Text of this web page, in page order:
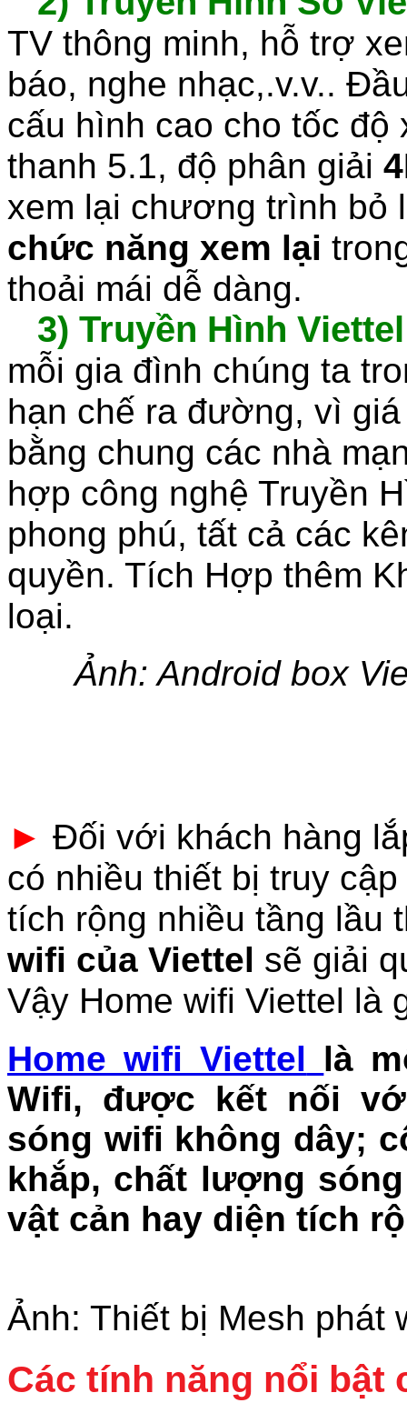
TV thông minh, hỗ trợ
báo, nghe nhạc,.v.v..
cấu hình cao cho tốc độ
thanh 5.1, độ phân giải
xem lại chương trình bỏ
chức năng xem lại
thoải mái dễ dàng.
3) Truyền Hình Viettel
mỗi gia đình chúng ta
hạn chế ra đường, vì
bằng chung các nhà
hợp công nghệ Truyền
phong phú, tất cả các
quyền. Tích Hợp thêm
loại.
Ảnh: Android box
► Đối với khách hàng
có nhiều thiết bị truy
tích rộng nhiều tầng lầu
wifi của Viettel sẽ giải
Vậy Home wifi Viettel là
Home wifi Viettel là
Wifi, được kết nối
sóng wifi không dây;
khắp, chất lượng
vật cản hay diện tích
Ảnh: Thiết bị Mesh phát
Các tính năng nổi bật